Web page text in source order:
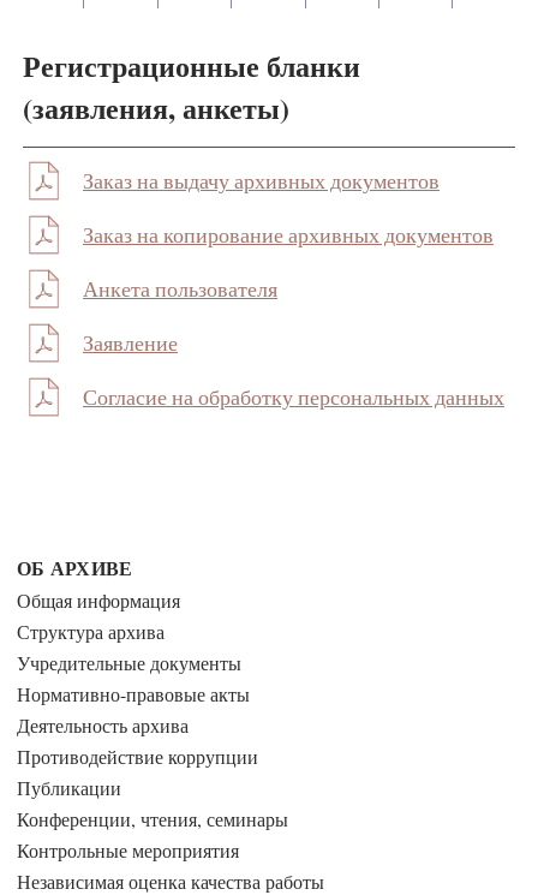
Регистрационные бланки
(заявления, анкеты)
Заказ на выдачу архивных документов
Заказ на копирование архивных документов
Анкета пользователя
Заявление
Согласие на обработку персональных данных
ОБ АРХИВЕ
Общая информация
Структура архива
Учредительные документы
Нормативно-правовые акты
Деятельность архива
Противодействие коррупции
Публикации
Конференции, чтения, семинары
Контрольные мероприятия
Независимая оценка качества работы